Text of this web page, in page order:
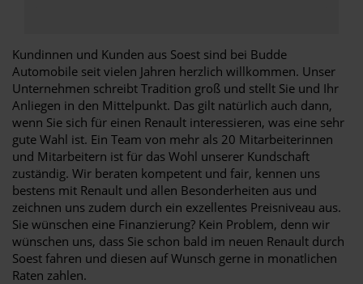
Kundinnen und Kunden aus Soest sind bei Budde
Automobile seit vielen Jahren herzlich willkommen. Unser
Unternehmen schreibt Tradition groß und stellt Sie und Ihr
Anliegen in den Mittelpunkt. Das gilt natürlich auch dann,
wenn Sie sich für einen Renault interessieren, was eine sehr
gute Wahl ist. Ein Team von mehr als 20 Mitarbeiterinnen
und Mitarbeitern ist für das Wohl unserer Kundschaft
zuständig. Wir beraten kompetent und fair, kennen uns
bestens mit Renault und allen Besonderheiten aus und
zeichnen uns zudem durch ein exzellentes Preisniveau aus.
Sie wünschen eine Finanzierung? Kein Problem, denn wir
wünschen uns, dass Sie schon bald im neuen Renault durch
Soest fahren und diesen auf Wunsch gerne in monatlichen
Raten zahlen.